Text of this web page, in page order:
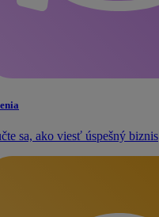
sa, ako viesť úspešný biznis